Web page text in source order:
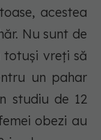
acestea
Nu sunt de
vreți să
un pahar
studiu de 12
obezi au